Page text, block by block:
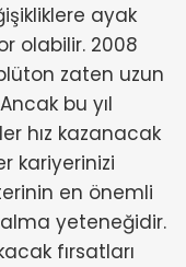
ayak
olabilir. 2008
zaten uzun
bu yıl
hız kazanacak
kariyerinizi
en önemli
alma yeteneğidir.
fırsatları